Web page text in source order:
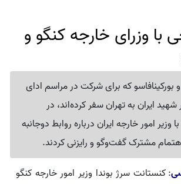
با وزرای خارجه کنگو و
بورکینافاسو که برای شرکت در مراسم ادای
شهید ایران به تهران سفر کرده‌اند، در
وزیر امور خارجه ایران درباره روابط دوجانبه
مشترک گفت‌وگو و رایزنی کردند.
: کنستانت سرژ بوندا وزیر امور خارجه کنگو